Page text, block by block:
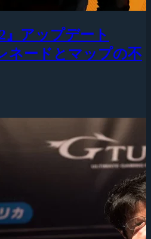
』アップデート
ネードとマップの不